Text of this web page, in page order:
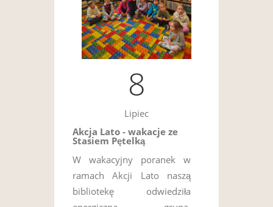
8
Lipiec
Akcja Lato - wakacje ze
Stasiem Pętelką
W wakacyjny poranek w
ramach Akcji Lato naszą
bibliotekę odwiedziła